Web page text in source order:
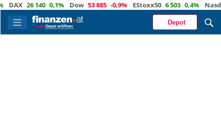
26 140 0,1% Dow 53 885 -0,9% EStoxx50 6 503 0,4% Nasdaq
Depot